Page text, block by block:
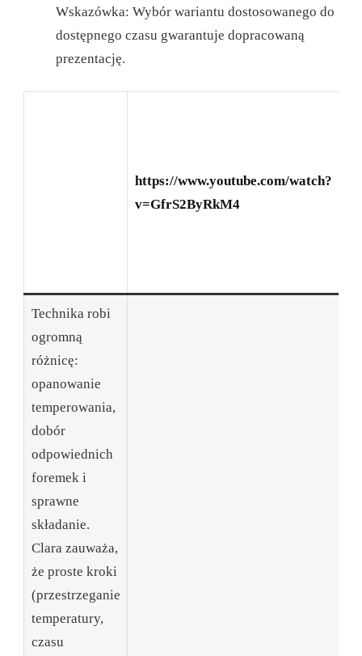
Wskazówka: Wybór wariantu dostosowanego do
dostępnego czasu gwarantuje dopracowaną
prezentację.
https://www.youtube.com/watch?
v=GfrS2ByRkM4
Technika robi
ogromną
różnicę:
opanowanie
temperowania,
dobór
odpowiednich
foremek i
sprawne
składanie.
Clara zauważa,
że ​​proste kroki
(przestrzeganie
temperatury,
czasu